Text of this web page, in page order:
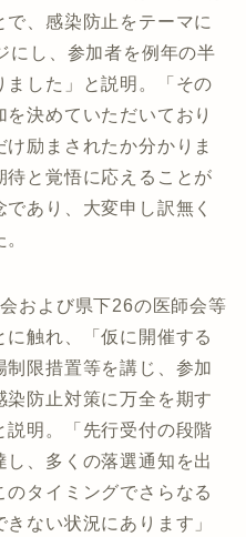
、感染防止をテーマに
にし、参加者を例年の半
した」と説明。「その
決めていただいており
励まされたか分かりま
と覚悟に応えることが
あり、大変申し訳無く
および県下26の医師会等
触れ、「仮に開催する
限措置等を講じ、参加
防止対策に万全を期す
説明。「先行受付の段階
、多くの落選通知を出
タイミングでさらなる
ない状況にあります」